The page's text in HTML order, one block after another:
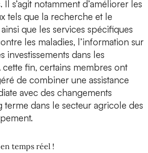
s’agit notamment d’améliorer les
tels que la recherche et le
que les services spécifiques
les maladies, l’information sur
investissements dans les
cette fin, certains membres ont
de combiner une assistance
avec des changements
terme dans le secteur agricole des
temps réel !